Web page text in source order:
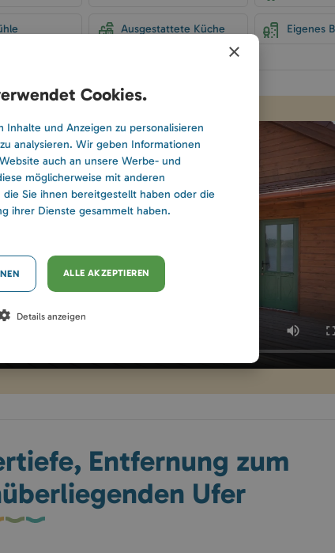
Ausgestattete Küche Eigenes
Entfernung zum
Ufer
×
Cookies.
Inhalte und Anzeigen zu personalisieren
analysieren. Wir geben Informationen
auch an unsere Werbe- und
möglicherweise mit anderen
Sie ihnen bereitgestellt haben oder die
ihrer Dienste gesammelt haben.
ALLE AKZEPTIEREN
Details anzeigen